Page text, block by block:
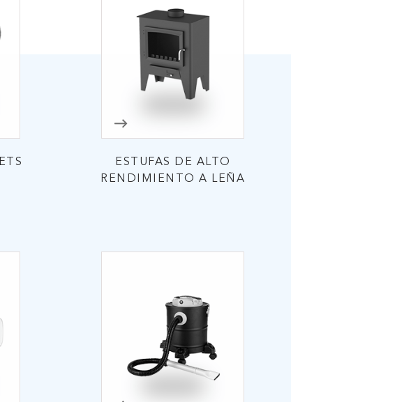
ESTUFAS DE ALTO
RENDIMIENTO A LEÑA